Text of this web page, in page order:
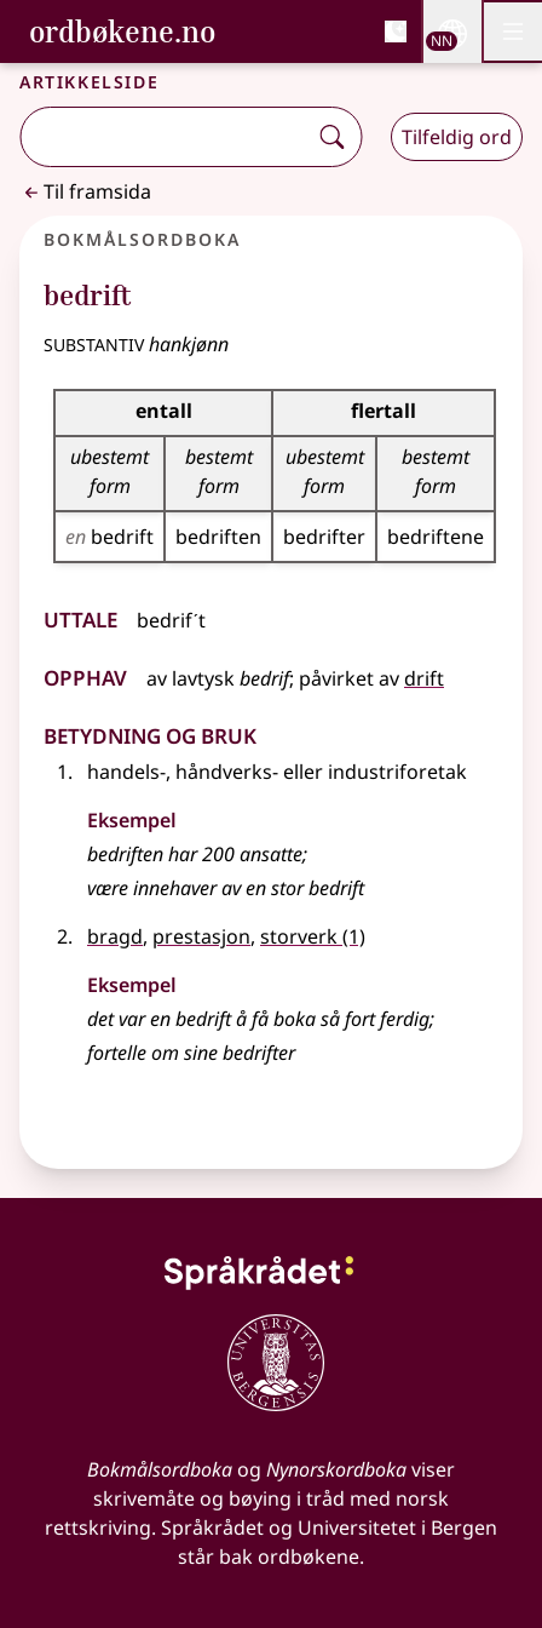
Gå til hovudinnhald
Tilgjenge
ordbøkene.no, Bokmålsordboka og
Bokmålsordboka og Nynorskordboka
NN
Artikkelside
Tilfeldig ord
Til framsida
Bokmålsordboka
bedrift
substantivhankjønn
Bøyingstabell for dette substantivet
entall
flertall
ubestemt
form
bestemt
form
ubestemt
form
bestemt
form
en bedrift bedriften bedrifter bedriftene
Uttale bedrifˊt
Opphav av lavtyskbedrif; påvirket avdrift
Betydning og bruk
handels-, håndverks-eller industriforetak
Eksempel
bedriftenhar 200 ansatte;
være innehaver av en storbedrift
bragd, prestasjon, storverk(1)
Eksempel
det var enbedriftå få boka så fort ferdig;
fortelle om sinebedrifter
Bokmålsordbokaog Nynorskordbokaviser
skrivemåte og bøying i tråd med norsk
rettskriving. Språkrådet og Universitetet i Bergen
står bak ordbøkene.